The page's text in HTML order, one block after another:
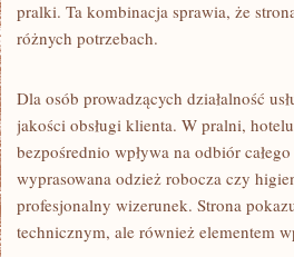
pralki. Ta kombinacja sprawia, że
różnych potrzebach.
Dla osób prowadzących działalność
jakości obsługi klienta. W pralni,
bezpośrednio wpływa na odbiór
wyprasowana odzież robocza czy
profesjonalny wizerunek. Strona
technicznym, ale również elementem